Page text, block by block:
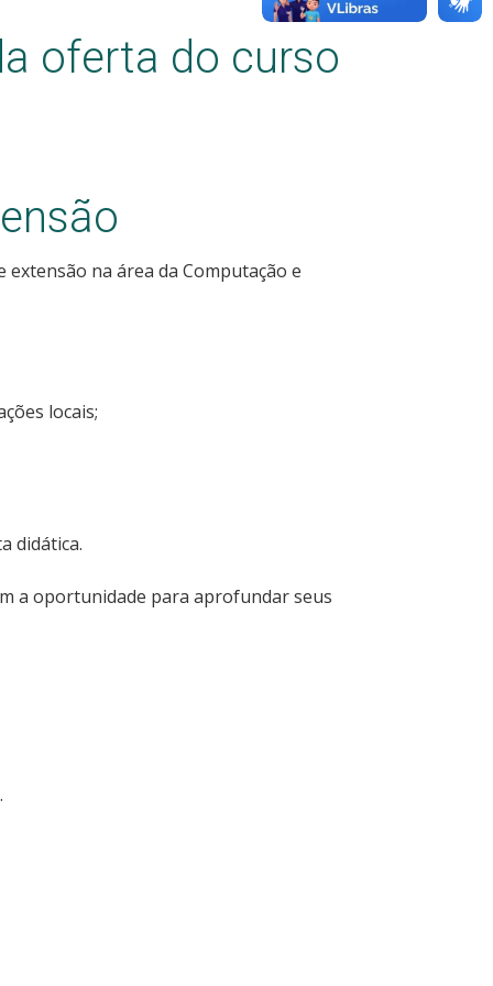
oferta do curso
na área da Computação e
locais;
didática.
a oportunidade para aprofundar seus